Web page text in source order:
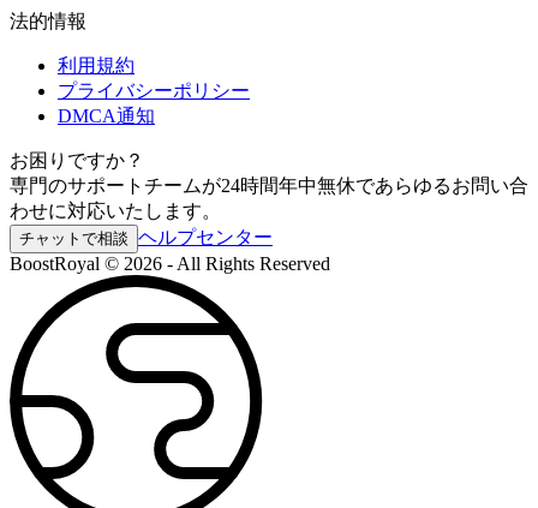
法的情報
利用規約
プライバシーポリシー
DMCA通知
お困りですか？
専門のサポートチームが24時間年中無休であらゆるお問い合
わせに対応いたします。
チャットで相談 ヘルプセンター
BoostRoyal © 2026 - All Rights Reserved